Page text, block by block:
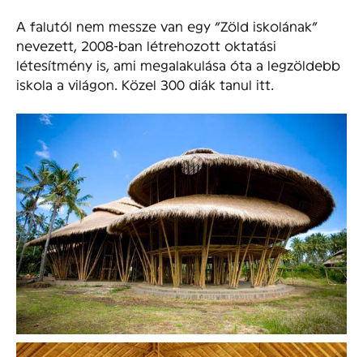
A falutól nem messze van egy “Zöld iskolának”
nevezett, 2008-ban létrehozott oktatási
létesítmény is, ami megalakulása óta a legzöldebb
iskola a világon. Közel 300 diák tanul itt.